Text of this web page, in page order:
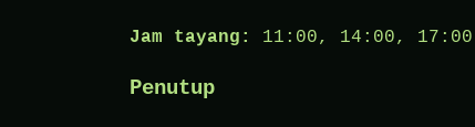
Jam tayang: 11:00, 14:00, 17:00
Penutup